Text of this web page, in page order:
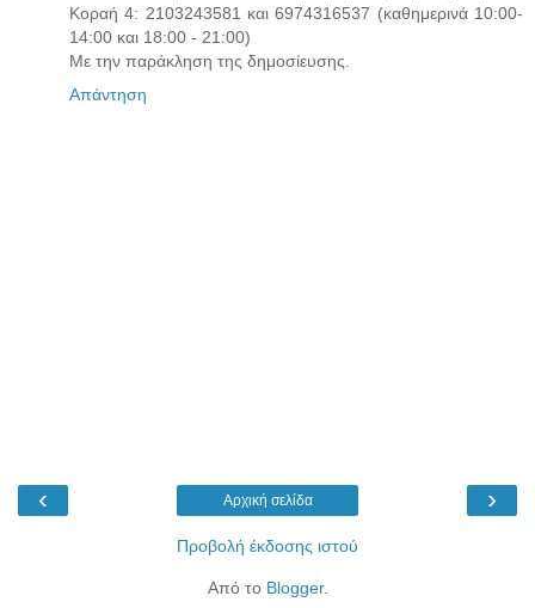
Κοραή 4: 2103243581 και 6974316537 (καθημερινά 10:00-
14:00 και 18:00 - 21:00)
Με την παράκληση της δημοσίευσης.
Απάντηση
‹ ›
Αρχική σελίδα
Προβολή έκδοσης ιστού
Από το Blogger.